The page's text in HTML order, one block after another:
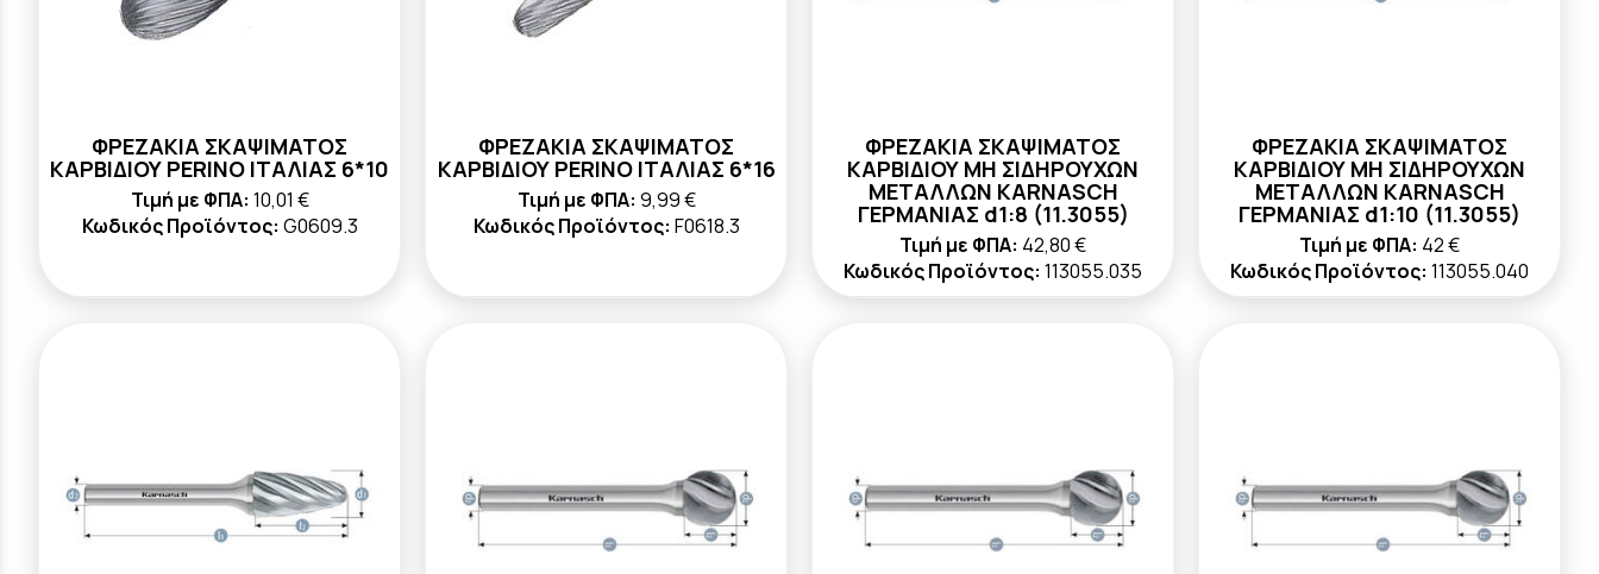
ΦΡΕΖΑΚΙΑ ΣΚΑΨΙΜΑΤΟΣ
ΚΑΡΒΙΔΙΟΥ PERINO ΙΤΑΛΙΑΣ 6*10
Τιμή με ΦΠΑ: 10,01 €
Κωδικός Προϊόντος: G0609.3
ΦΡΕΖΑΚΙΑ ΣΚΑΨΙΜΑΤΟΣ
ΚΑΡΒΙΔΙΟΥ PERINO ΙΤΑΛΙΑΣ 6*16
Τιμή με ΦΠΑ: 9,99 €
Κωδικός Προϊόντος: F0618.3
ΦΡΕΖΑΚΙΑ ΣΚΑΨΙΜΑΤΟΣ
ΚΑΡΒΙΔΙΟΥ ΜΗ ΣΙΔΗΡΟΥΧΩΝ
ΜΕΤΑΛΛΩΝ KARNASCH
ΓΕΡΜΑΝΙΑΣ d1:8 (11.3055)
Τιμή με ΦΠΑ: 42,80 €
Κωδικός Προϊόντος: 113055.035
ΦΡΕΖΑΚΙΑ ΣΚΑΨΙΜΑΤΟΣ
ΚΑΡΒΙΔΙΟΥ ΜΗ ΣΙΔΗΡΟΥΧΩΝ
ΜΕΤΑΛΛΩΝ KARNASCH
ΓΕΡΜΑΝΙΑΣ d1:10 (11.3055)
Τιμή με ΦΠΑ: 42 €
Κωδικός Προϊόντος: 113055.040